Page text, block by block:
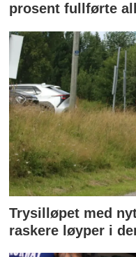
prosent fullførte
Trysilløpet med
raskere løyper i